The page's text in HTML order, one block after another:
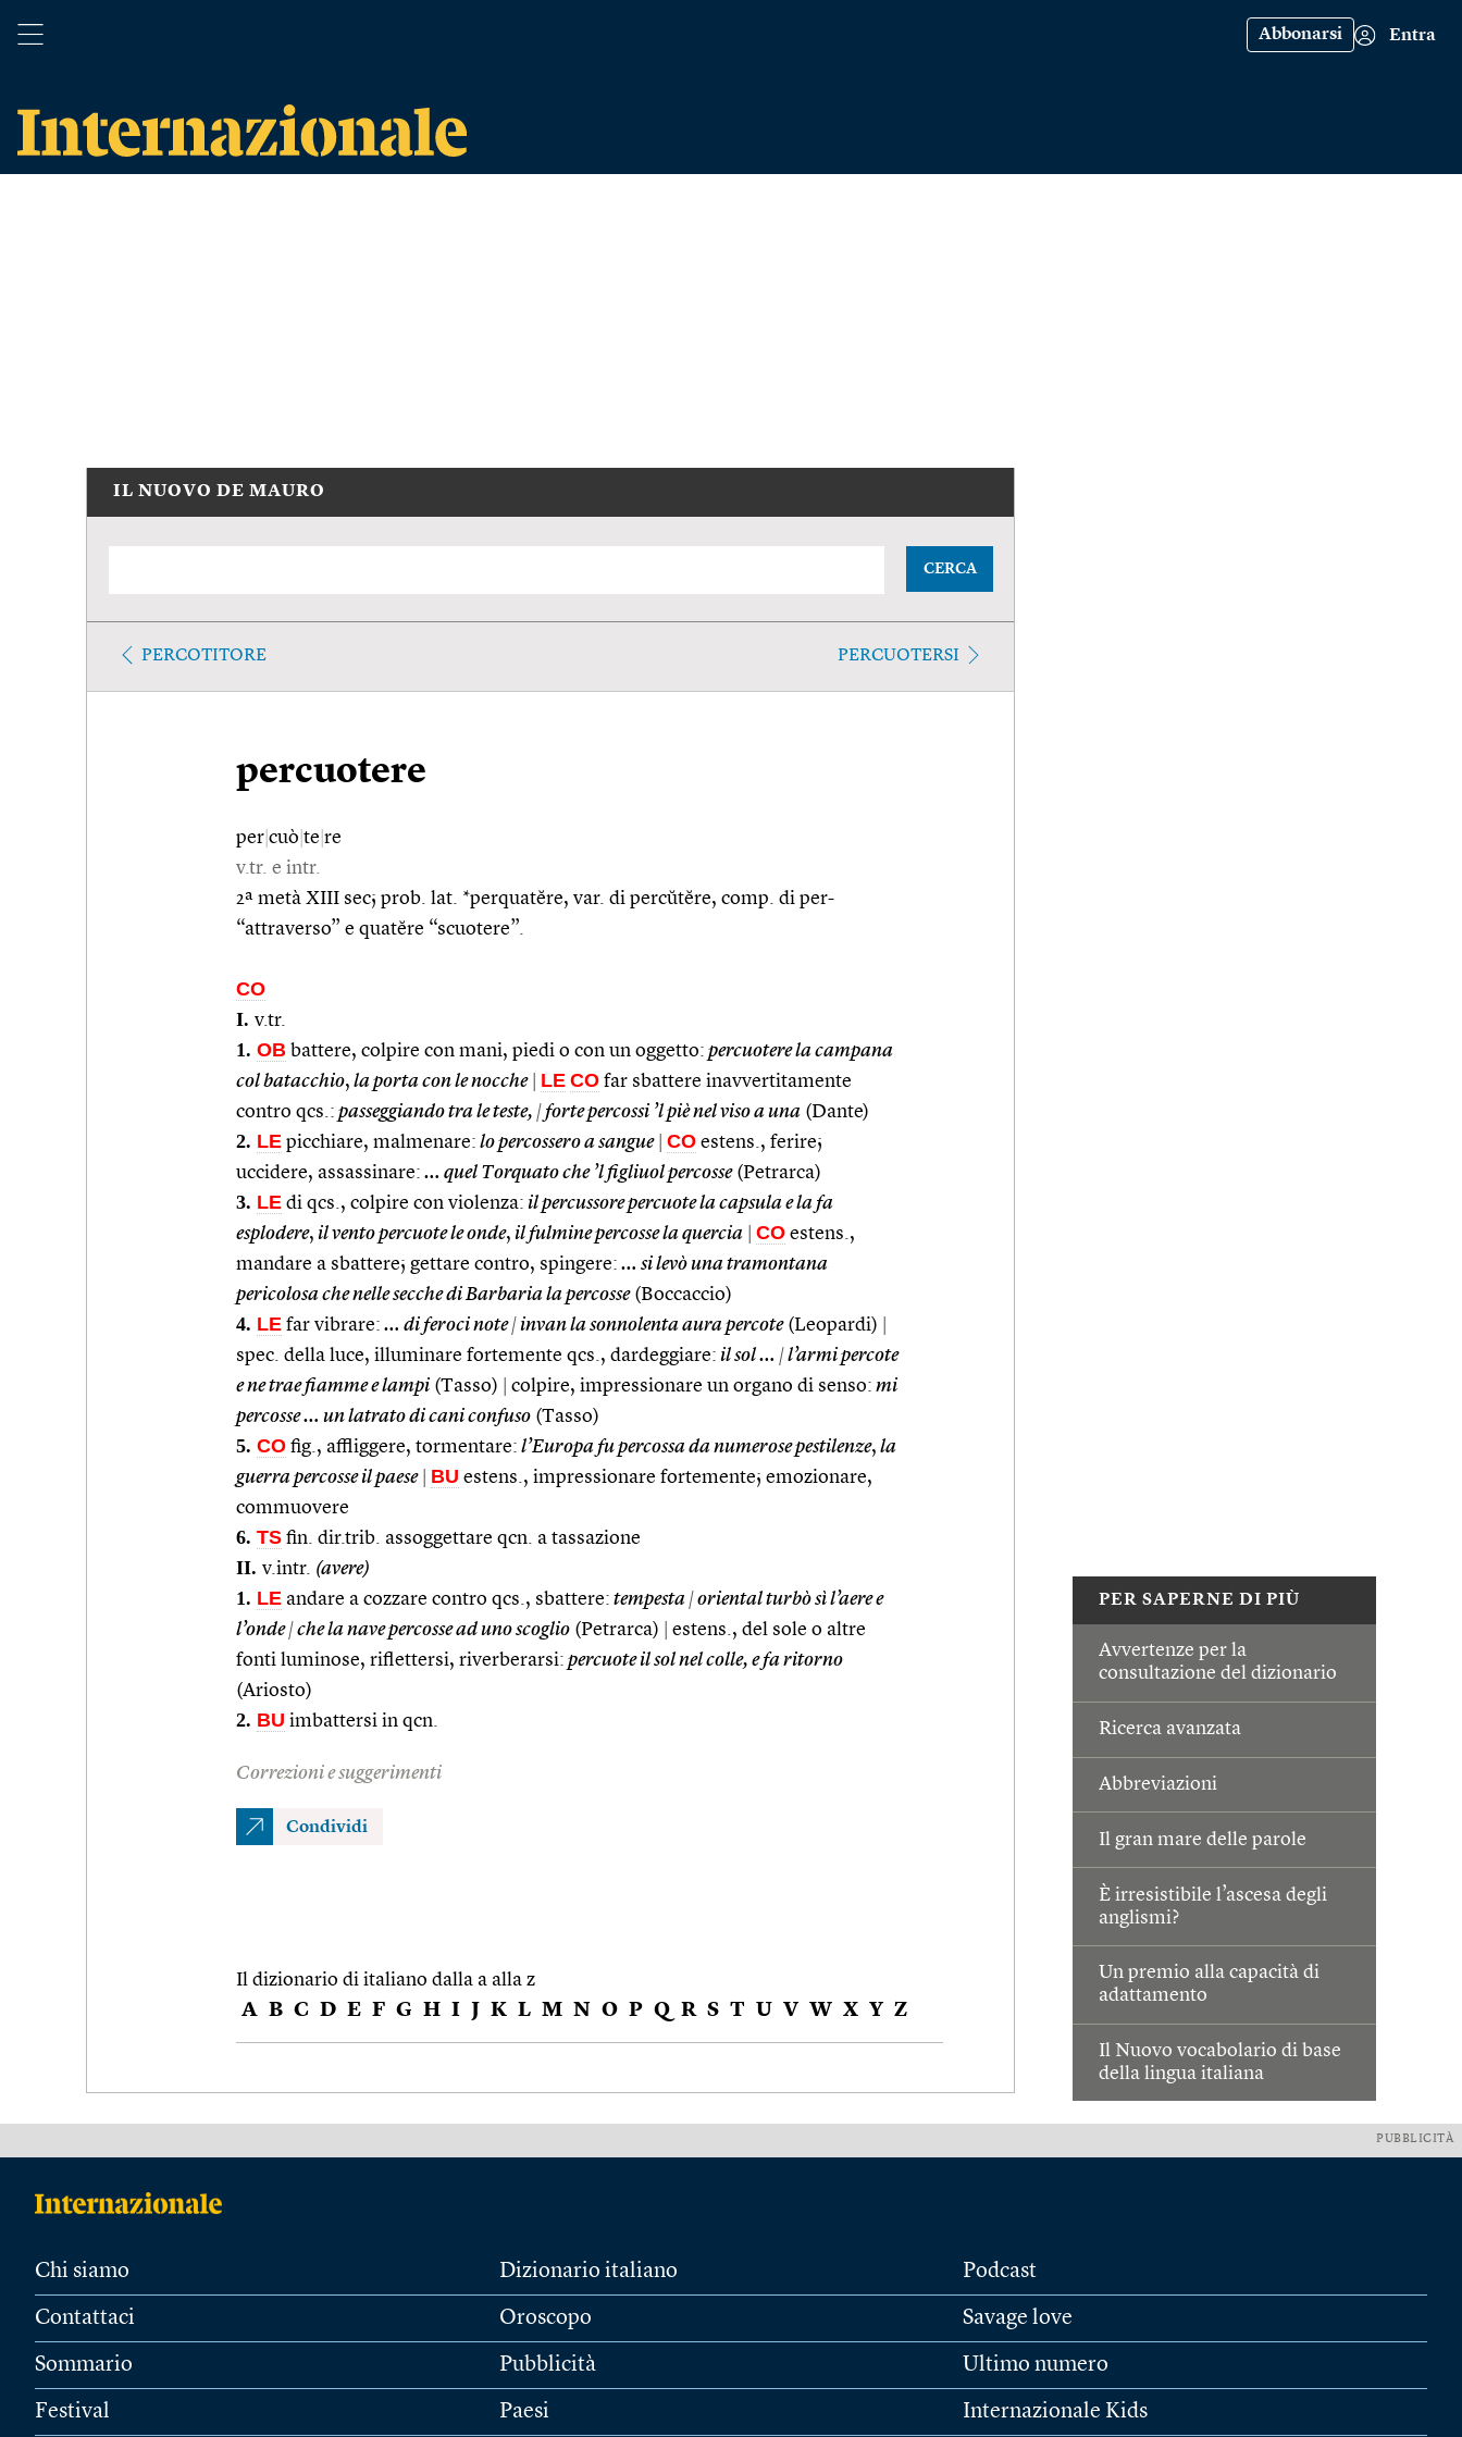
Abbonarsi Entra
PER SAPERNE DI PIÙ
Avvertenze per la
consultazione del dizionario
Ricerca avanzata
Abbreviazioni
Il gran mare delle parole
È irresistibile l’ascesa degli
anglismi?
Un premio alla capacità di
adattamento
Il Nuovo vocabolario di base
della lingua italiana
IL NUOVO DE MAURO
CERCA
PERCOTITORE PERCUOTERSI
percuotere
per cuò te re
v.tr. e intr.
2ª metà XIII sec; prob. lat. *perquatĕre, var. di percŭtĕre, comp. di per-
“attraverso” e quatĕre “scuotere”.
CO
I. v.tr.
1. OB battere, colpire con mani, piedi o con un oggetto: percuotere la campana
col batacchio, la porta con le nocche LE CO far sbattere inavvertitamente
contro qcs.: passeggiando tra le teste, | forte percossi ’l piè nel viso a una (Dante)
2. LE picchiare, malmenare: lo percossero a sangue CO estens., ferire;
uccidere, assassinare: … quel Torquato che ’l figliuol percosse(Petrarca)
3. LE di qcs., colpire con violenza: il percussore percuote la capsula e la fa
esplodere, il vento percuote le onde, il fulmine percosse la quercia CO estens.,
mandare a sbattere; gettare contro, spingere: … si levò una tramontana
pericolosa che nelle secche di Barbaria la percosse(Boccaccio)
4. LE far vibrare: … di feroci note| invan la sonnolenta aura percote(Leopardi)
spec. della luce, illuminare fortemente qcs., dardeggiare: il sol … |l’armi percote
e ne trae fiamme e lampi (Tasso) colpire, impressionare un organo di senso: mi
percosse … un latrato di cani confuso (Tasso)
5. CO fig., affliggere, tormentare: l’Europa fu percossa da numerose pestilenze, la
guerra percosse il paese
BU estens., impressionare fortemente; emozionare,
commuovere
6. TS fin. dir.trib. assoggettare qcn. a tassazione
II. v.intr. (avere)
1. LE andare a cozzare contro qcs., sbattere: tempesta |oriental turbò sì l’aere e
l’onde|che la nave percosse ad uno scoglio (Petrarca)
estens., del sole o altre
fonti luminose, riflettersi, riverberarsi: percuote il sol nel colle, e fa ritorno
(Ariosto)
2. BU imbattersi in qcn.
Correzioni e suggerimenti
Condividi
Il dizionario di italiano dalla a alla z
A B C D E F G H I J K L M N O P Q R S T U V W X Y Z
PUBBLICITÀ
Chi siamo
Contattaci
Sommario
Festival
Dizionario italiano
Oroscopo
Pubblicità
Paesi
Podcast
Savage love
Ultimo numero
Internazionale Kids